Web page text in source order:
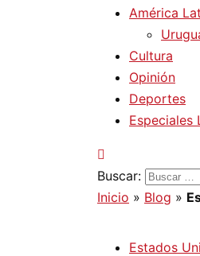
América
Cultura
Opinión
Deportes
Especiales
Buscar:
Inicio » Blog »
Estados